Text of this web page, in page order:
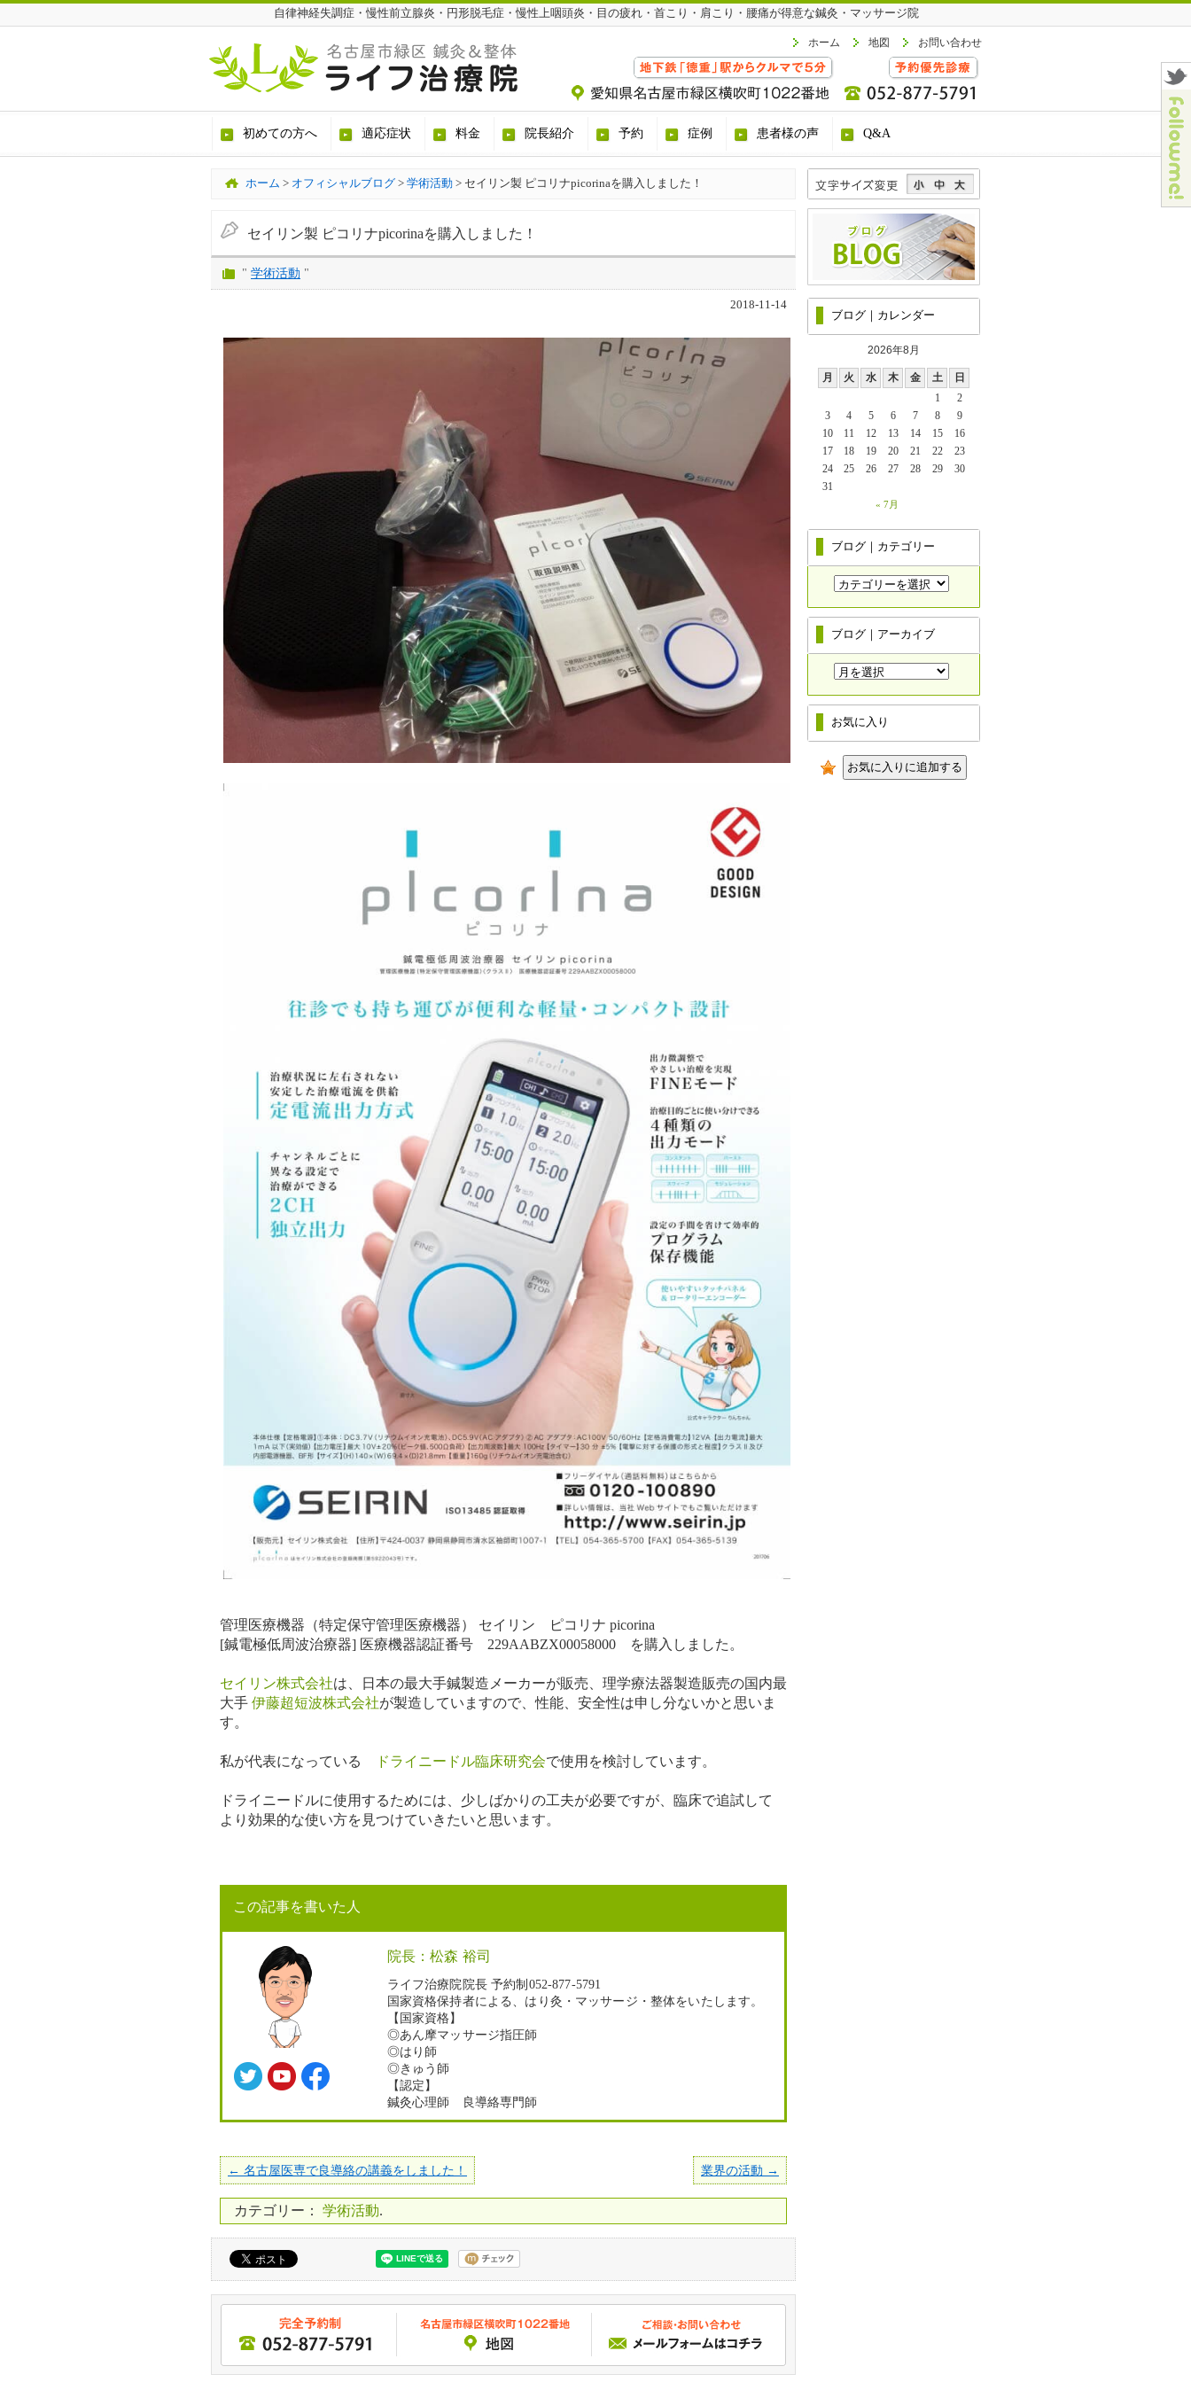
自律神経失調症・慢性前立腺炎・円形脱毛症・慢性上咽頭炎・目の疲れ・首こり・肩こり・腰痛が得意な鍼灸・マッサージ院
ホーム 地図 お問い合わせ
初めての方へ 適応症状 料金 院長紹介 予約 症例 患者様の声 Q&A
ホーム > オフィシャルブログ > 学術活動 > セイリン製 ピコリナpicorinaを購入しました！
セイリン製 ピコリナpicorinaを購入しました！
" 学術活動 "
2018-11-14
管理医療機器（特定保守管理医療機器） セイリン ピコリナ picorina
[鍼電極低周波治療器] 医療機器認証番号 229AABZX00058000 を購入しました。
セイリン株式会社は、日本の最大手鍼製造メーカーが販売、理学療法器製造販売の国内最
大手 伊藤超短波株式会社が製造していますので、性能、安全性は申し分ないかと思いま
す。
私が代表になっている ドライニードル臨床研究会で使用を検討しています。
ドライニードルに使用するためには、少しばかりの工夫が必要ですが、臨床で追試して
より効果的な使い方を見つけていきたいと思います。
この記事を書いた人
院長：松森 裕司
ライフ治療院院長 予約制052-877-5791
国家資格保持者による、はり灸・マッサージ・整体をいたします。
【国家資格】
◎あん摩マッサージ指圧師
◎はり師
◎きゅう師
【認定】
鍼灸心理師 良導絡専門師
← 名古屋医専で良導絡の講義をしました！ 業界の活動 →
カテゴリー： 学術活動.
ブログ｜カレンダー
2026年8月
月 火 水 木 金 土
日
1
2
3
4 5 6 7 8
9
10
11 12 13 14 15
16
17
18 19 20 21 22
23
24
25 26 27 28 29
30
31
« 7月
ブログ｜カテゴリー
ブログ｜アーカイブ
お気に入り